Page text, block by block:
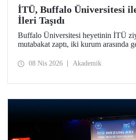
İTÜ, Buffalo Üniversitesi
İleri Taşıdı
Buffalo Üniversitesi heyetinin İTÜ
mutabakat zaptı, iki kurum arasında
08 Nis 2026 Akademik